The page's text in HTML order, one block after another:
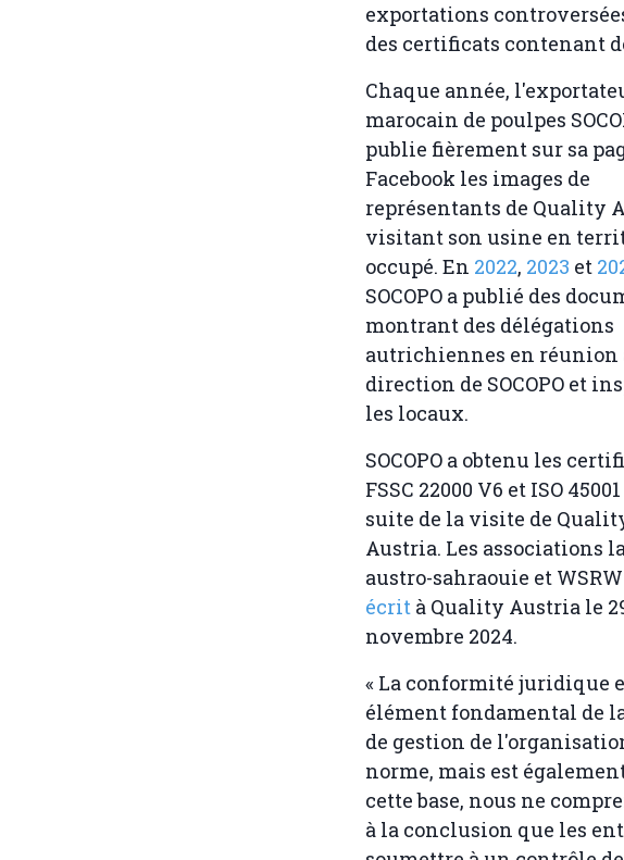
exportations
des certificats contenant
Chaque année,
marocain de poulpes
publie fièrement sur sa
Facebook les images de
représentants de Quality
visitant son usine en
occupé. En 2022, 2023 et
SOCOPO a publié des
montrant des délégations
autrichiennes en réunion
direction de SOCOPO et
les locaux.
SOCOPO a obtenu les
FSSC 22000 V6 et ISO
suite de la visite de
Austria. Les associations
austro-sahraouie et
écrit à Quality Austria le
novembre 2024.
« La conformité juridique
élément fondamental de
de gestion de
norme, mais est
cette base, nous ne
à la conclusion que les